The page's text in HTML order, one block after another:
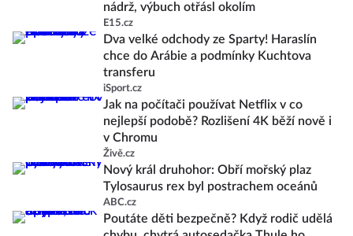
nádrž, výbuch otřásl okolím
E15.cz
Dva velké odchody ze Sparty! Haraslín
chce do Arábie a podmínky Kuchtova
transferu
iSport.cz
Jak na počítači používat Netflix v co
nejlepší podobě? Rozlišení 4K běží nově i
v Chromu
Živě.cz
Nový král druhohor: Obří mořský plaz
Tylosaurus rex byl postrachem oceánů
ABC.cz
Poutáte děti bezpečně? Když rodič udělá